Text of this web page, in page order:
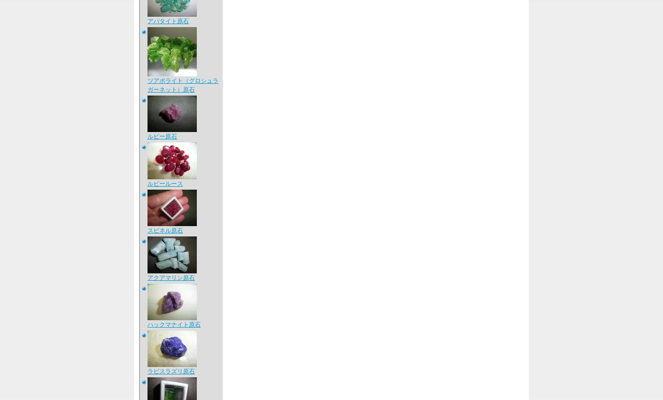
アパタイト原石
ツアボライト（グロシュラ
ガーネット）原石
ルビー原石
ルビールース
スピネル原石
アクアマリン原石
ハックマナイト原石
ラピスラズリ原石